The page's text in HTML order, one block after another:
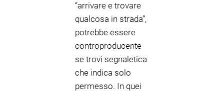
“arrivare e trovare
qualcosa in strada”,
potrebbe essere
controproducente
se trovi segnaletica
che indica solo
permesso. In quei